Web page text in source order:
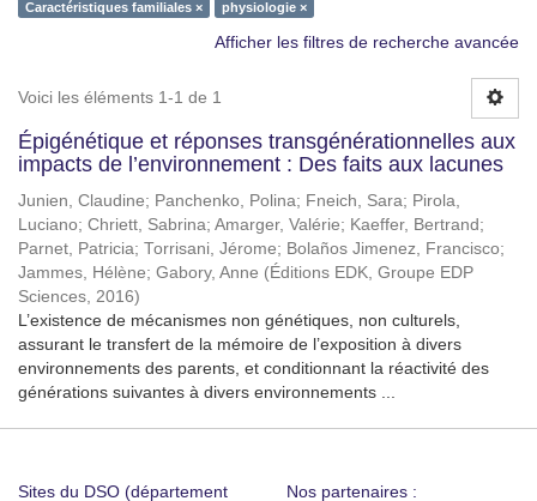
Caractéristiques familiales ×
physiologie ×
Afficher les filtres de recherche avancée
Voici les éléments 1-1 de 1
Épigénétique et réponses transgénérationnelles aux
impacts de l’environnement : Des faits aux lacunes
Junien, Claudine; Panchenko, Polina; Fneich, Sara; Pirola,
Luciano; Chriett, Sabrina; Amarger, Valérie; Kaeffer, Bertrand ;
Parnet, Patricia; Torrisani, Jérome; Bolaños Jimenez, Francisco;
Jammes, Hélène; Gabory, Anne (Éditions EDK, Groupe EDP
Sciences, 2016)
L’existence de mécanismes non génétiques, non culturels,
assurant le transfert de la mémoire de l’exposition à divers
environnements des parents, et conditionnant la réactivité des
générations suivantes à divers environnements ...
Sites du DSO (département
Nos partenaires :